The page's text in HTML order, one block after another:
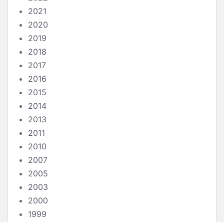
2021
2020
2019
2018
2017
2016
2015
2014
2013
2011
2010
2007
2005
2003
2000
1999